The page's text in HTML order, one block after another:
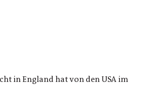
in England hat von den USA im